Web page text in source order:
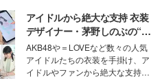
な美容の常識を大きく変える可能
性を秘めた、革新的な「Water
Capturing Skin（ウォーターキャ
プチャリングスキン：捕水肌）」
技術を、花王が構築した。
アイドルから絶大な支持 衣装
デザイナー・茅野しのぶの“可
愛い”を作る美学＜「シチズン
クロスシー」インタビュー＞
AKB48や＝LOVEなど数々の人気
アイドルたちの衣装を手掛け、ア
イドルやファンから絶大な支持を